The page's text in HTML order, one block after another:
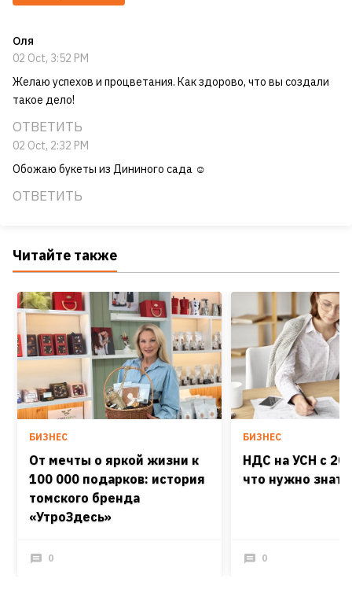
Оля
02 Oct, 3:52 PM
Желаю успехов и процветания. Как здорово, что вы создали
такое дело!
ОТВЕТИТЬ
02 Oct, 2:32 PM
Обожаю букеты из Дининого сада ☺
ОТВЕТИТЬ
Читайте также
БИЗНЕС
От мечты о яркой жизни к
100 000 подарков: история
томского бренда
«УтроЗдесь»
0
БИЗНЕС
НДС на УСН с
что нужно
0